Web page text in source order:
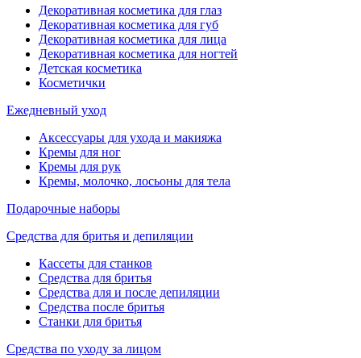
Декоративная косметика для глаз
Декоративная косметика для губ
Декоративная косметика для лица
Декоративная косметика для ногтей
Детская косметика
Косметички
Ежедневный уход
Аксессуары для ухода и макияжа
Кремы для ног
Кремы для рук
Кремы, молочко, лосьоны для тела
Подарочные наборы
Средства для бритья и депиляции
Кассеты для станков
Средства для бритья
Средства для и после депиляции
Средства после бритья
Станки для бритья
Средства по уходу за лицом